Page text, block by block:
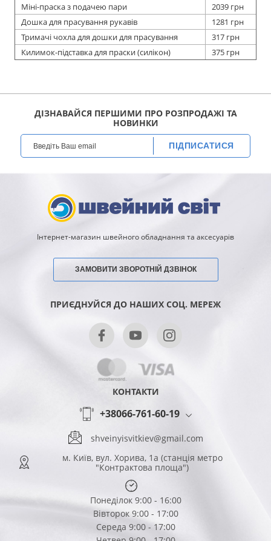
Міні-праска з подачею пари
2039 грн
Дошка для прасування рукавів
1281 грн
Тримачі чохла для дошки для прасування
317 грн
Килимок-підставка для праски (силікон)
375 грн
ДІЗНАВАЙСЯ ПЕРШИМИ ПРО РОЗПРОДАЖІ ТА
НОВИНКИ
ПІДПИСАТИСЯ
Інтернет-магазин швейного обладнання та аксесуарів
ЗАМОВИТИ ЗВОРОТНІЙ ДЗВІНОК
ПРИЄДНУЙСЯ ДО НАШИХ СОЦ. МЕРЕЖ
КОНТАКТИ
+38066-761-60-19
shveinyisvitkiev@gmail.com
м. Київ, вул. Хорива, 1а (станція метро
"Контрактова площа")
Понеділок 9:00 - 16:00
Вівторок 9:00 - 17:00
Середа 9:00 - 17:00